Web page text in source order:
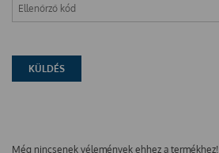
Még nincsenek vélemények ehhez a termékhez!